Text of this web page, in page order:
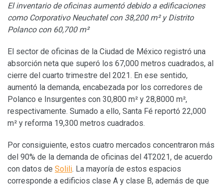
El inventario de oficinas aumentó debido a edificaciones
como Corporativo Neuchatel con 38,200 m² y Distrito
Polanco con 60,700 m²
El sector de oficinas de la Ciudad de México registró una
absorción neta que superó los 67,000 metros cuadrados, al
cierre del cuarto trimestre del 2021. En ese sentido,
aumentó la demanda, encabezada por los corredores de
Polanco e Insurgentes con 30,800 m² y 28,8000 m²,
respectivamente. Sumado a ello, Santa Fé reportó 22,000
m² y reforma 19,300 metros cuadrados.
Por consiguiente, estos cuatro mercados concentraron más
del 90% de la demanda de oficinas del 4T2021, de acuerdo
con datos de Solili. La mayoría de estos espacios
corresponde a edificios clase A y clase B, además de que